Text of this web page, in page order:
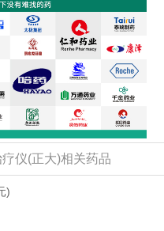
仪(正大)相关药品
)